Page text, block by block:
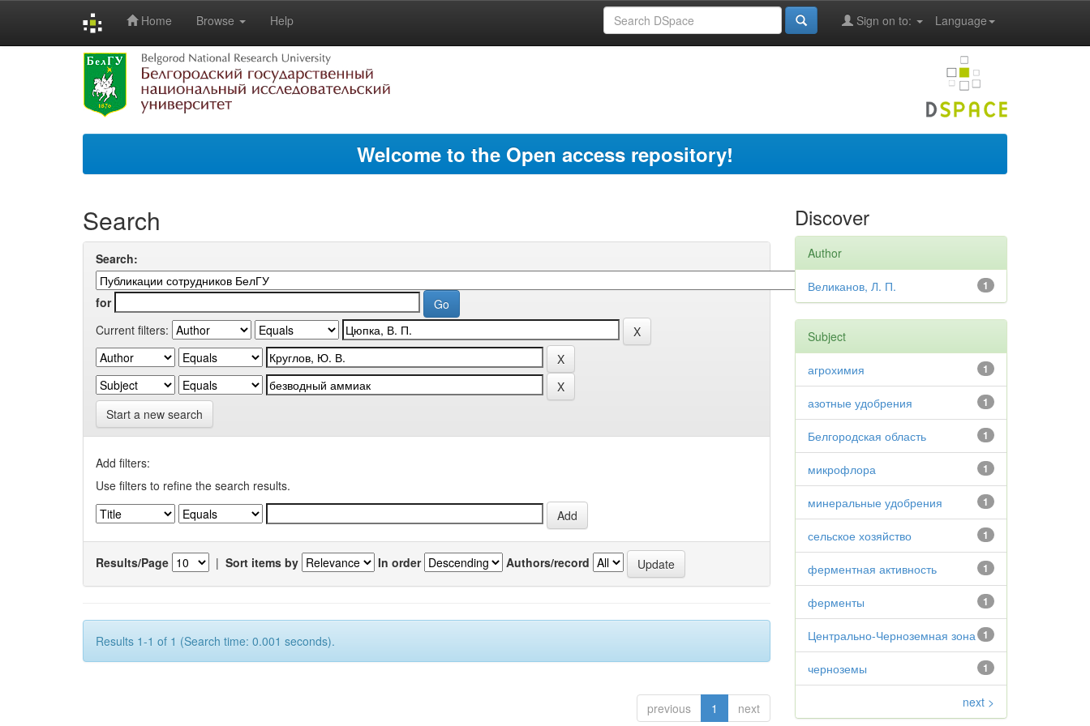
Home Browse Help Language
Sign on to:
Welcome to the Open access repository!
Search
Search:
for
Current filters:
Start a new search
Add filters:
Use filters to refine the search results.
Results/Page | Sort items by In order Authors/record
Results 1-1 of 1 (Search time: 0.001 seconds).
previous 1 next
Discover
Author
1
Великанов, Л. П.
Subject
1
агрохимия
1
азотные удобрения
1
Белгородская область
1
микрофлора
1
минеральные удобрения
1
сельское хозяйство
1
ферментная активность
1
ферменты
1
Центрально-Черноземная зона
1
черноземы
next >